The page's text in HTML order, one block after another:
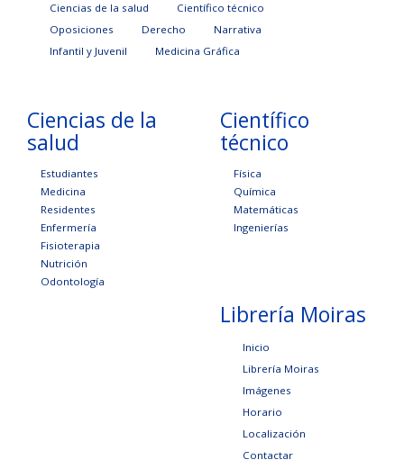
Ciencias de la salud
Científico técnico
Oposiciones
Derecho
Narrativa
Infantil y Juvenil
Medicina Gráfica
Ciencias de la
salud
Estudiantes
Medicina
Residentes
Enfermería
Fisioterapia
Nutrición
Odontología
Científico
técnico
Física
Química
Matemáticas
Ingenierías
Librería Moiras
Inicio
Librería Moiras
Imágenes
Horario
Localización
Contactar